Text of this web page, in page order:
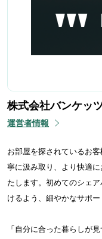
株式会社バンケッ
運営者情報
お部屋を探されているお
寧に汲み取り、より快適
たします。初めてのシェ
けるよう、細やかなサポー
「自分に合った暮らしが